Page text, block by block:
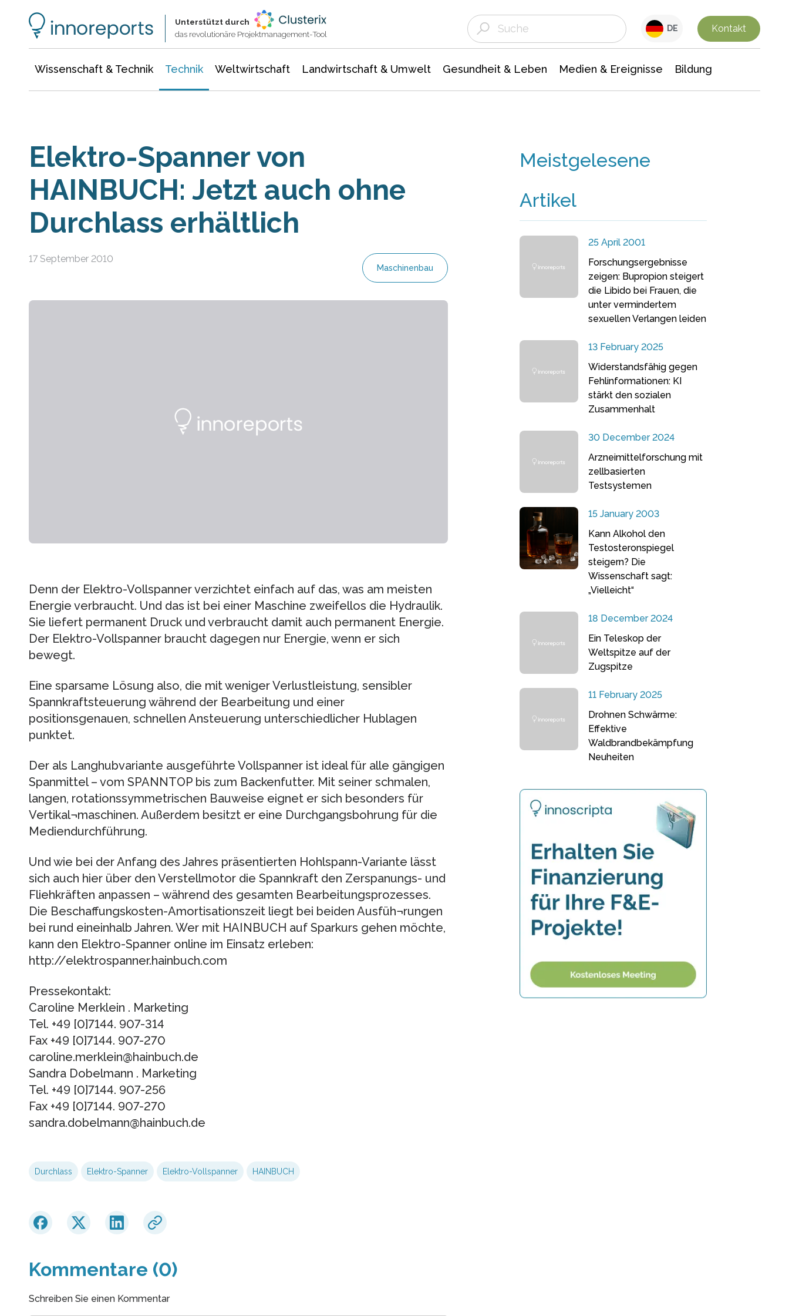
Unterstützt durch
das revolutionäre Projektmanagement-Tool
DE Kontakt
Wissenschaft & Technik Technik Weltwirtschaft Landwirtschaft & Umwelt Gesundheit & Leben Medien & Ereignisse Bildung
Elektro-Spanner von
HAINBUCH: Jetzt auch ohne
Durchlass erhältlich
17 September 2010
Maschinenbau
Denn der Elektro-Vollspanner verzichtet einfach auf das, was am meisten
Energie verbraucht. Und das ist bei einer Maschine zweifellos die Hydraulik.
Sie liefert permanent Druck und verbraucht damit auch permanent Energie.
Der Elektro-Vollspanner braucht dagegen nur Energie, wenn er sich
bewegt.
Eine sparsame Lösung also, die mit weniger Verlustleistung, sensibler
Spannkraftsteuerung während der Bearbeitung und einer
positionsgenauen, schnellen Ansteuerung unterschiedlicher Hublagen
punktet.
Der als Langhubvariante ausgeführte Vollspanner ist ideal für alle gängigen
Spanmittel – vom SPANNTOP bis zum Backenfutter. Mit seiner schmalen,
langen, rotationssymmetrischen Bauweise eignet er sich besonders für
Vertikal¬maschinen. Außerdem besitzt er eine Durchgangsbohrung für die
Mediendurchführung.
Und wie bei der Anfang des Jahres präsentierten Hohlspann-Variante lässt
sich auch hier über den Verstellmotor die Spannkraft den Zerspanungs- und
Fliehkräften anpassen – während des gesamten Bearbeitungsprozesses.
Die Beschaffungskosten-Amortisationszeit liegt bei beiden Ausfüh¬rungen
bei rund eineinhalb Jahren. Wer mit HAINBUCH auf Sparkurs gehen möchte,
kann den Elektro-Spanner online im Einsatz erleben:
http://elektrospanner.hainbuch.com
Pressekontakt:
Caroline Merklein . Marketing
Tel. +49 [0]7144. 907-314
Fax +49 [0]7144. 907-270
caroline.merklein@hainbuch.de
Sandra Dobelmann . Marketing
Tel. +49 [0]7144. 907-256
Fax +49 [0]7144. 907-270
sandra.dobelmann@hainbuch.de
Durchlass Elektro-Spanner Elektro-Vollspanner HAINBUCH
Kommentare (0)
Schreiben Sie einen Kommentar
Meistgelesene
Artikel
25 April 2001
Forschungsergebnisse
zeigen: Bupropion steigert
die Libido bei Frauen, die
unter vermindertem
sexuellen Verlangen leiden
13 February 2025
Widerstandsfähig gegen
Fehlinformationen: KI
stärkt den sozialen
Zusammenhalt
30 December 2024
Arzneimittelforschung mit
zellbasierten
Testsystemen
15 January 2003
Kann Alkohol den
Testosteronspiegel
steigern? Die
Wissenschaft sagt:
„Vielleicht“
18 December 2024
Ein Teleskop der
Weltspitze auf der
Zugspitze
11 February 2025
Drohnen Schwärme:
Effektive
Waldbrandbekämpfung
Neuheiten